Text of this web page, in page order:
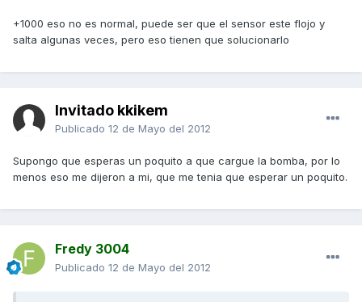
+1000 eso no es normal, puede ser que el sensor este flojo y
salta algunas veces, pero eso tienen que solucionarlo
Invitado kkikem
Publicado 12 de Mayo del 2012
Supongo que esperas un poquito a que cargue la bomba, por lo
menos eso me dijeron a mi, que me tenia que esperar un poquito.
Fredy 3004
Publicado 12 de Mayo del 2012